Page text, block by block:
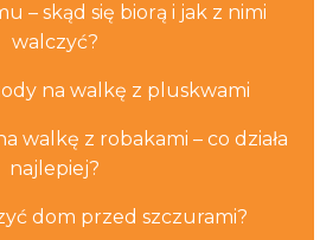
– skąd się biorą i jak z nimi
walczyć?
na walkę z pluskwami
walkę z robakami – co działa
najlepiej?
dom przed szczurami?